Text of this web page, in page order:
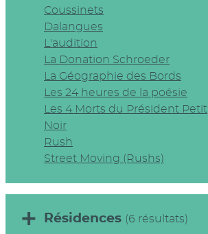
Coussinets
Dalangues
L'audition
La Donation Schroeder
La Géographie des Bords
Les 24 heures de la poésie
Les 4 Morts du Président Petit
Noir
Rush
Street Moving (Rushs)
Résidences (6 résultats)